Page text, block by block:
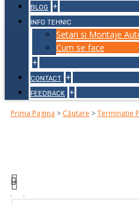
BLOG +
INFO TEHNIC
Setari si Montaje
Cum se face
+
CONTACT +
FEEDBACK +
Prima Pagina > Căutare >Terminatie